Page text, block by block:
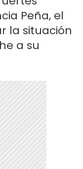
Peña, el
la situación
a su